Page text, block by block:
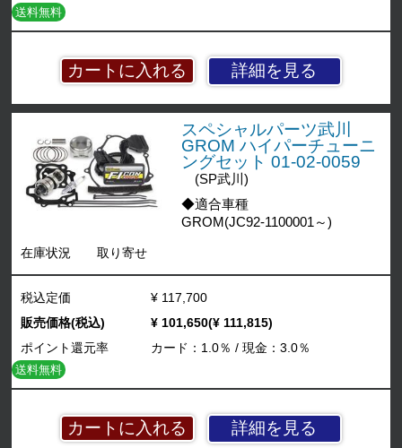
詳細を見る
送料無料
スペシャルパーツ武川
GROM ハイパーチューニ
ングセット 01-02-0059
(SP武川)
◆適合車種
GROM(JC92-1100001～)
在庫状況 取り寄せ
詳細を見る
税込定価
¥ 117,700
販売価格(税込)
¥ 101,650(¥ 111,815)
ポイント還元率
カード：1.0％ / 現金：3.0％
送料無料